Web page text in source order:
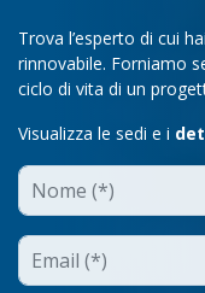
Trova l’esperto di cui
rinnovabile. Forniamo
ciclo di vita di un
Visualizza le sedi e i